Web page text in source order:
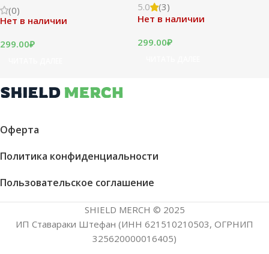
(0)
Нет в наличии
299.00₽
5.0
(3)
Нет в наличии
299.00₽
Оферта
Политика конфиденциальности
Пользовательское соглашение
SHIELD MERCH © 2025
ИП Ставараки Штефан (ИНН 621510210503, ОГРНИП
325620000016405)